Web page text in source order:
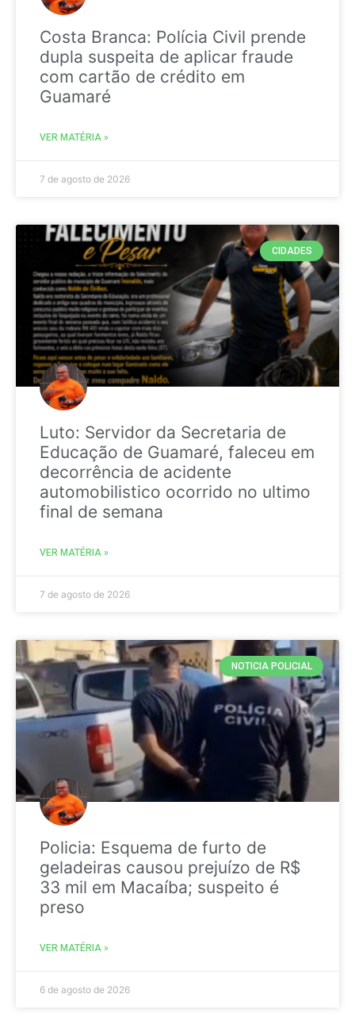
Costa Branca: Polícia Civil prende
dupla suspeita de aplicar fraude
com cartão de crédito em
Guamaré
VER MATÉRIA »
7 de agosto de 2026
CIDADES
Luto: Servidor da Secretaria de
Educação de Guamaré, faleceu em
decorrência de acidente
automobilistico ocorrido no ultimo
final de semana
VER MATÉRIA »
7 de agosto de 2026
NOTICIA POLICIAL
Policia: Esquema de furto de
geladeiras causou prejuízo de R$
33 mil em Macaíba; suspeito é
preso
VER MATÉRIA »
6 de agosto de 2026